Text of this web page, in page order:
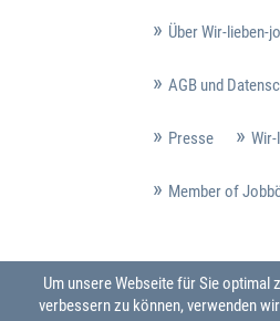
Über Wir-lieben-
AGB und
Presse
Member of
Um unsere Webseite für Sie optimal
verbessern zu können, verwenden